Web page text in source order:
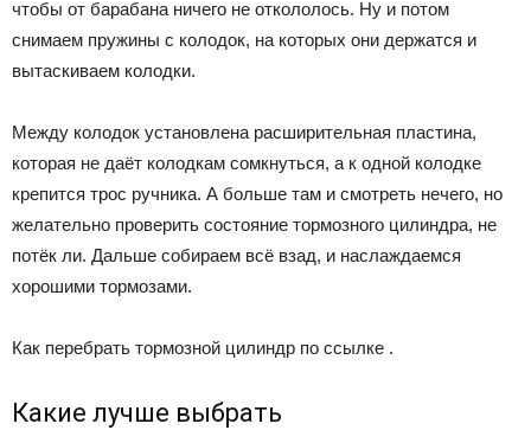
чтобы от барабана ничего не откололось. Ну и потом
снимаем пружины с колодок, на которых они держатся и
вытаскиваем колодки.
Между колодок установлена расширительная пластина,
которая не даёт колодкам сомкнуться, а к одной колодке
крепится трос ручника. А больше там и смотреть нечего, но
желательно проверить состояние тормозного цилиндра, не
потёк ли. Дальше собираем всё взад, и наслаждаемся
хорошими тормозами.
Как перебрать тормозной цилиндр по ссылке .
Какие лучше выбрать